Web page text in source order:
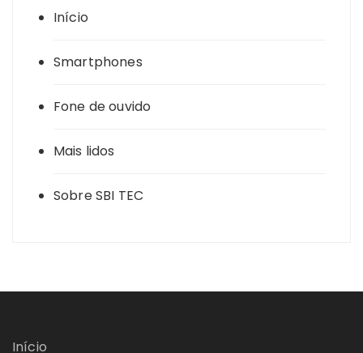
Início
Smartphones
Fone de ouvido
Mais lidos
Sobre SBI TEC
Início